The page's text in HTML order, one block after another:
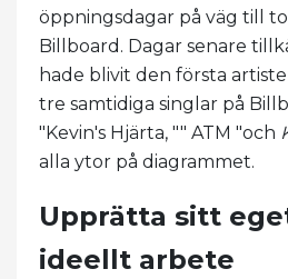
öppningsdagar på väg till
Billboard. Dagar senare
hade blivit den första
tre samtidiga singlar på
"Kevin's Hjärta, "" ATM "och
alla ytor på diagrammet.
Upprätta sitt
ideellt arbete